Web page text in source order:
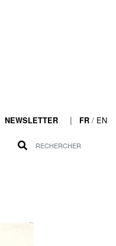
NEWSLETTER | FR / EN